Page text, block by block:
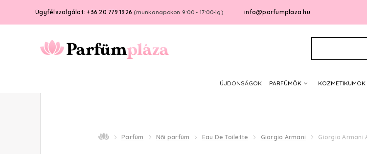
Ügyfélszolgálat: +36 20 779 1926 (munkanapokon 9:00 - 17:00-ig) info@parfumplaza.hu
ÚJDONSÁGOK PARFÜMÖK KOZMETIKUMOK
Parfüm Női parfüm Eau De Toilette Giorgio Armani Giorgio Armani